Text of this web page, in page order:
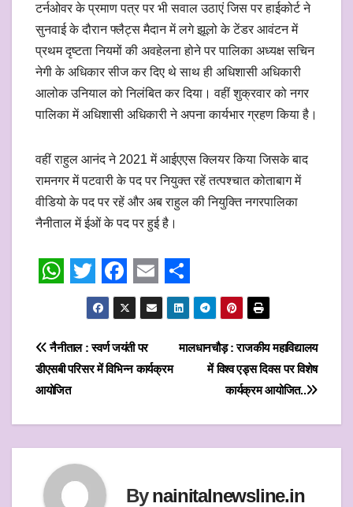
टर्नओवर के प्रमाण पत्र पर भी सवाल उठाएं जिस पर हाईकोर्ट ने
सुनवाई के दौरान फ्लैट्स मैदान में लगे झूलो के टेंडर आवंटन में
प्रथम दृष्टता नियमों की अवहेलना होने पर पालिका अध्यक्ष सचिन
नेगी के अधिकार सीज कर दिए थे साथ ही अधिशासी अधिकारी
आलोक उनियाल को निलंबित कर दिया। वहीं शुक्रवार को नगर
पालिका में अधिशासी अधिकारी ने अपना कार्यभार ग्रहण किया है।
वहीं राहुल आनंद ने 2021 में आईएएस क्लियर किया जिसके बाद
रामनगर में पटवारी के पद पर नियुक्त रहें तत्पश्चात कोताबाग में
वीडियो के पद पर रहें और अब राहुल की नियुक्ति नगरपालिका
नैनीताल में ईओं के पद पर हुई है।
a
t
s
A
p
p
w
i
t
t
e
r
F
a
c
e
o
o
k
E
m
a
i
S
h
a
r
Post
navigation
मालधानचौड़ : राजकीय महाविद्यालय
में विश्व एड्स दिवस पर विशेष
कार्यक्रम आयोजित..
नैनीताल : स्वर्ण जयंती पर
डीएसबी परिसर में विभिन्न कार्यक्रम
आयोजित
Bynainitalnewsline.in